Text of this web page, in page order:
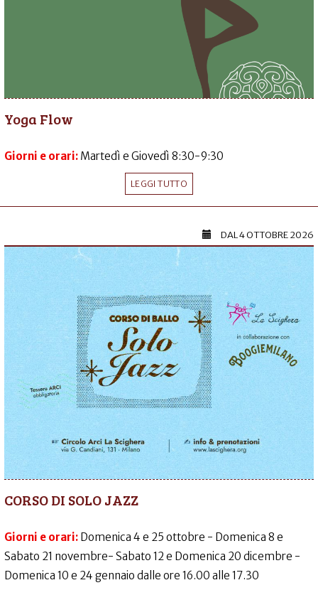
Yoga Flow
Giorni e orari: Martedì e Giovedì 8:30-9:30
LEGGI TUTTO
DAL4 OTTOBRE 2026
CORSO DI SOLO JAZZ
Giorni e orari: Domenica 4 e 25 ottobre - Domenica 8 e
Sabato 21 novembre- Sabato 12 e Domenica 20 dicembre -
Domenica 10 e 24 gennaio dalle ore 16.00 alle 17.30